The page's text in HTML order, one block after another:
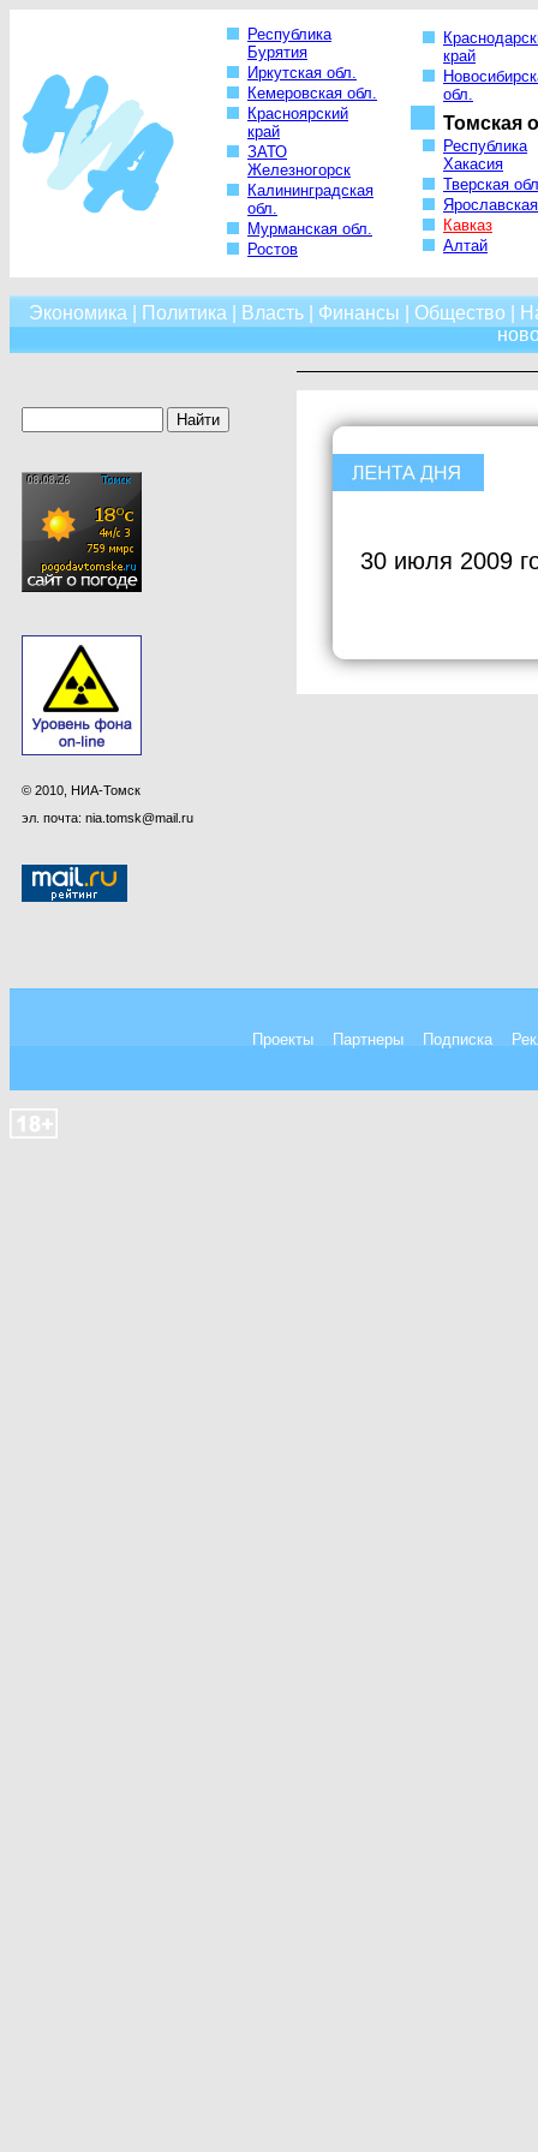
Республика
Бурятия
Иркутская обл.
Кемеровская обл.
Красноярский
край
ЗАТО
Железногорск
Калининградская
обл.
Мурманская обл.
Ростов
край
обл.
Томская
Республика
Хакасия
Тверская
Кавказ
Алтай
Экономика Политика Власть| Финансы Общество
© 2010, НИА-Томск
эл. почта: nia.tomsk@mail.ru
30 июля 2009
Проекты Партнеры Подписка